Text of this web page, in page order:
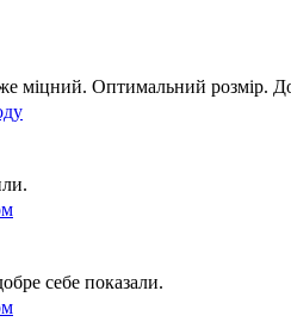
міцний. Оптимальний розмір.
себе показали.